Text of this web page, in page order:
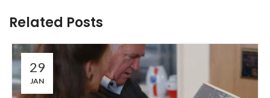
Related Posts
29
JAN